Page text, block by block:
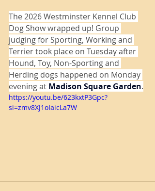
The 2026 Westminster Kennel Club
Dog Show wrapped up! Group
judging for Sporting, Working and
Terrier took place on Tuesday after
Hound, Toy, Non-Sporting and
Herding dogs happened on Monday
evening at Madison Square Garden.
https://youtu.be/623kxtP3Gpc?
si=zmv8XJ1oIaicLa7W